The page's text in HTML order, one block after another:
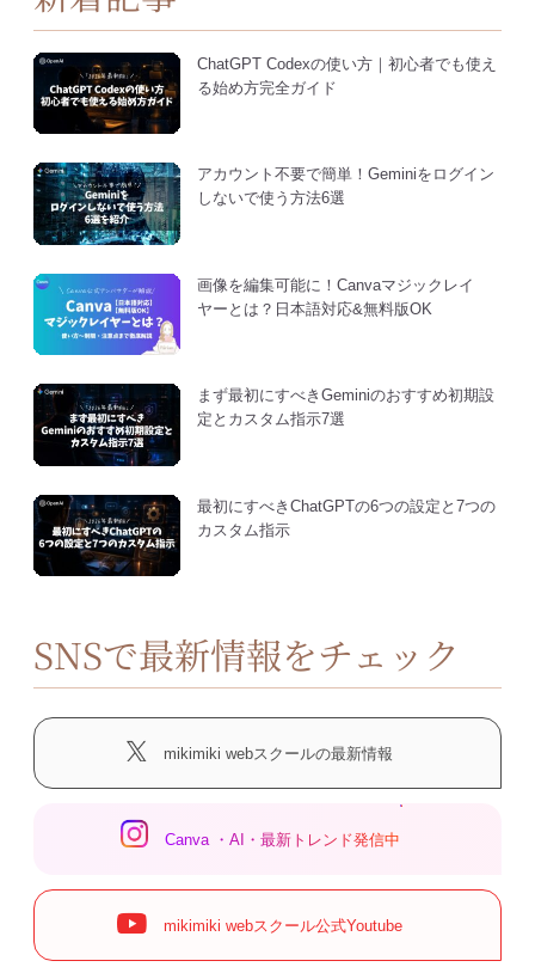
ChatGPT Codexの使い方｜初心者でも使え
る始め方完全ガイド
アカウント不要で簡単！Geminiをログイン
しないで使う方法6選
画像を編集可能に！Canvaマジックレイ
ヤーとは？日本語対応&無料版OK
まず最初にすべきGeminiのおすすめ初期設
定とカスタム指示7選
最初にすべきChatGPTの6つの設定と7つの
カスタム指示
SNSで最新情報をチェック
mikimiki webスクールの最新情報
Canva ・AI・最新トレンド発信中
mikimiki webスクール公式Youtube